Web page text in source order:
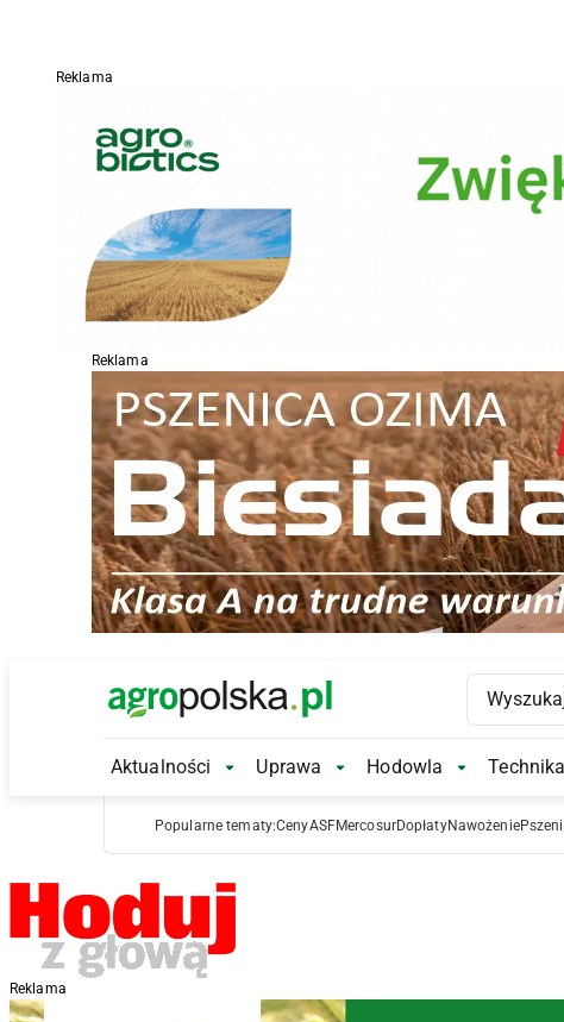
Reklama
Reklama
Main Logo
Aktualności Aktualności Submenu
Uprawa Uprawa Submenu
Hodowla Hodowla
Popularne tematy:CenyASFMercosurDopłatyNawożenie
Reklama